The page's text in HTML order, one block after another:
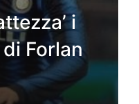
i
Forlan